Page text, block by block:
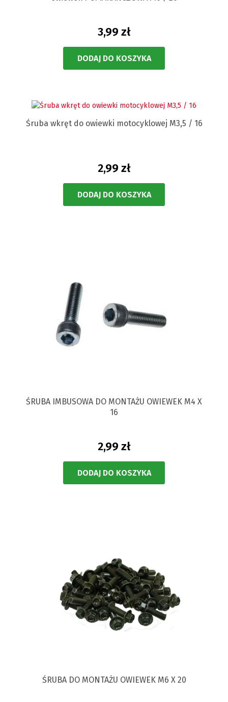
3,99 zł
DODAJ DO KOSZYKA
Śruba wkręt do owiewki motocyklowej M3,5 / 16
2,99 zł
DODAJ DO KOSZYKA
ŚRUBA IMBUSOWA DO MONTAŻU OWIEWEK M4 X
16
2,99 zł
DODAJ DO KOSZYKA
ŚRUBA DO MONTAŻU OWIEWEK M6 X 20